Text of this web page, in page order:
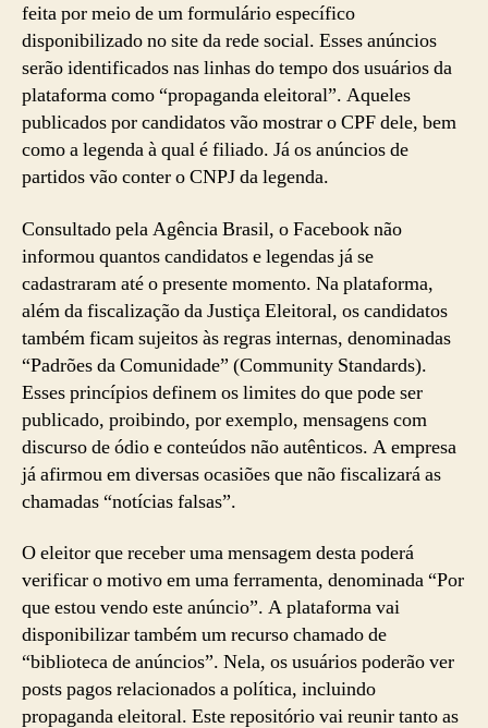
feita por meio de um formulário específico
disponibilizado no site da rede social. Esses anúncios
serão identificados nas linhas do tempo dos usuários da
plataforma como “propaganda eleitoral”. Aqueles
publicados por candidatos vão mostrar o CPF dele, bem
como a legenda à qual é filiado. Já os anúncios de
partidos vão conter o CNPJ da legenda.
Consultado pela Agência Brasil, o Facebook não
informou quantos candidatos e legendas já se
cadastraram até o presente momento. Na plataforma,
além da fiscalização da Justiça Eleitoral, os candidatos
também ficam sujeitos às regras internas, denominadas
“Padrões da Comunidade” (Community Standards).
Esses princípios definem os limites do que pode ser
publicado, proibindo, por exemplo, mensagens com
discurso de ódio e conteúdos não autênticos. A empresa
já afirmou em diversas ocasiões que não fiscalizará as
chamadas “notícias falsas”.
O eleitor que receber uma mensagem desta poderá
verificar o motivo em uma ferramenta, denominada “Por
que estou vendo este anúncio”. A plataforma vai
disponibilizar também um recurso chamado de
“biblioteca de anúncios”. Nela, os usuários poderão ver
posts pagos relacionados a política, incluindo
propaganda eleitoral. Este repositório vai reunir tanto as